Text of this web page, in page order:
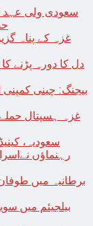
سعودی ولی عہد
دل کا دورہ پڑنے
بیجنگ: چینی کمپنی
غزہ ہسپتال
سعودیہ،
رہنماؤں
برطانیہ میں